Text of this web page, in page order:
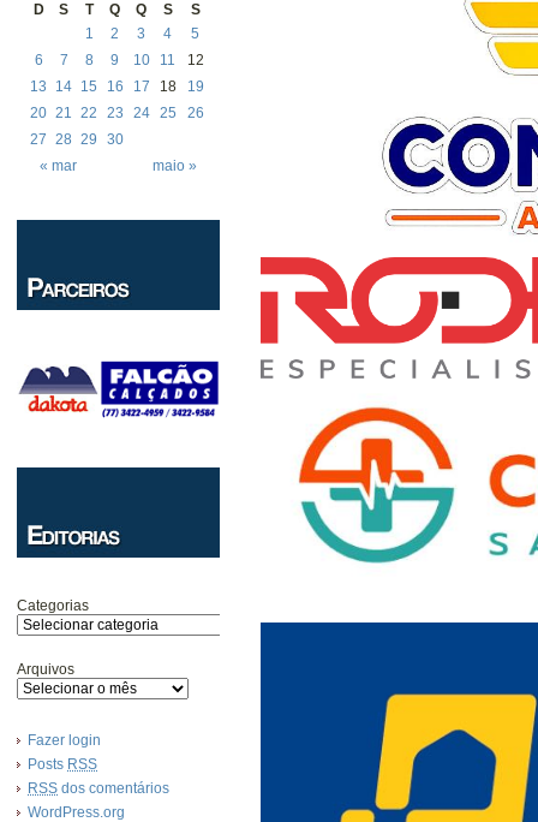
D
S T Q Q S S
« mar maio »
1 2 3 4
5
6
7 8 9 10 11
12
13
14 15 16 17 18
19
20 21 22 23 24 25
26
27
28 29 30
Categorias
Arquivos
Fazer login
Posts RSS
RSS dos comentários
WordPress.org